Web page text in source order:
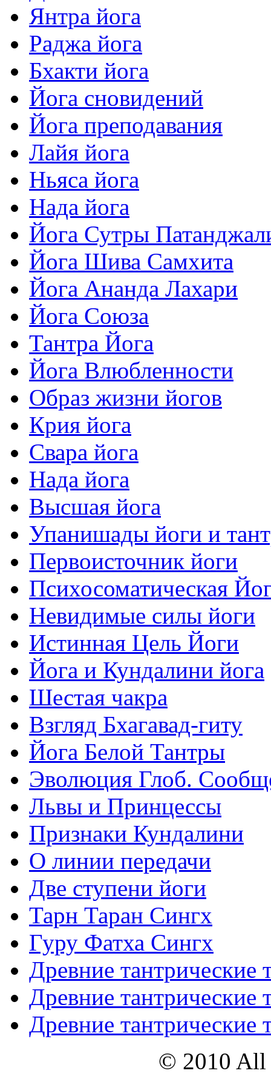
Янтра йога
Раджа йога
Бхакти йога
Йога сновидений
Йога преподавания
Лайя йога
Ньяса йога
Нада йога
Йога Сутры
Йога Шива Самхита
Йога Ананда Лахари
Йога Союза
Тантра Йога
Йога Влюбленности
Образ жизни йогов
Крия йога
Свара йога
Нада йога
Высшая йога
Упанишады йоги и
Первоисточник йоги
Психосоматическая
Невидимые силы йоги
Истинная Цель Йоги
Йога и Кундалини йога
Шестая чакра
Взгляд Бхагавад-гиту
Йога Белой Тантры
Эволюция Глоб.
Львы и Принцессы
Признаки Кундалини
О линии передачи
Две ступени йоги
Тарн Таран Сингх
Гуру Фатха Сингх
Древние тантрические
Древние тантрические
Древние тантрические
© 2010 All